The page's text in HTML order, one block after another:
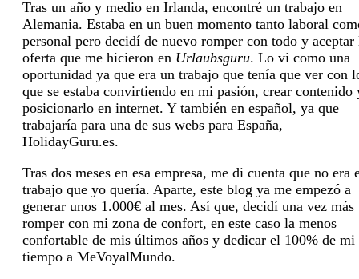
Tras un año y medio en Irlanda, encontré un trabajo en
Alemania. Estaba en un buen momento tanto laboral
personal pero decidí de nuevo romper con todo y aceptar
oferta que me hicieron en Urlaubsguru. Lo vi como una
oportunidad ya que era un trabajo que tenía que ver con
que se estaba convirtiendo en mi pasión, crear contenido
posicionarlo en internet. Y también en español, ya que
trabajaría para una de sus webs para España,
HolidayGuru.es.
Tras dos meses en esa empresa, me di cuenta que no era
trabajo que yo quería. Aparte, este blog ya me empezó a
generar unos 1.000€ al mes. Así que, decidí una vez más
romper con mi zona de confort, en este caso la menos
confortable de mis últimos años y dedicar el 100% de mi
tiempo a MeVoyalMundo.